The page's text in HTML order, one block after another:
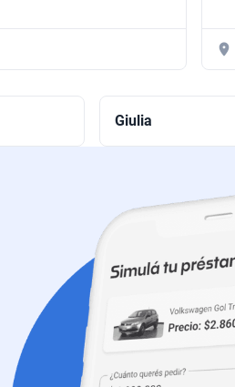
Giulia